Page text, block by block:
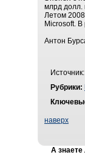
млрд долл.
Летом
Microsoft.
Антон
Рубрики:
наверх
А